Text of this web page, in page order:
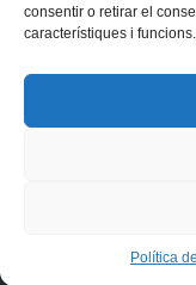
consentir o retirar el
característiques i funcions.
Política